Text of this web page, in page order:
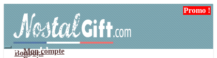
navigation
contenu
Mon compte
Bonbons
Promo !